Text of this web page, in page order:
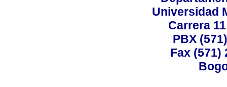
Universidad
Carrera
PBX
Fax (571)